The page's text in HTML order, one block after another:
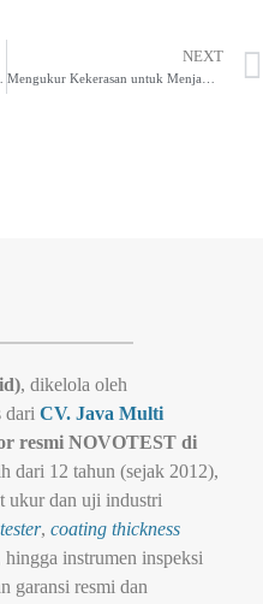
Otomotif
NEXT
Mengukur Kekerasan untuk Menjamin Keamanan Pesawat dengan Hardness Tester
, dikelola oleh
dari CV. Java Multi
resmi NOVOTEST di
dari 12 tahun (sejak 2012),
ukur dan uji industri
, coating thickness
hingga instrumen inspeksi
garansi resmi dan